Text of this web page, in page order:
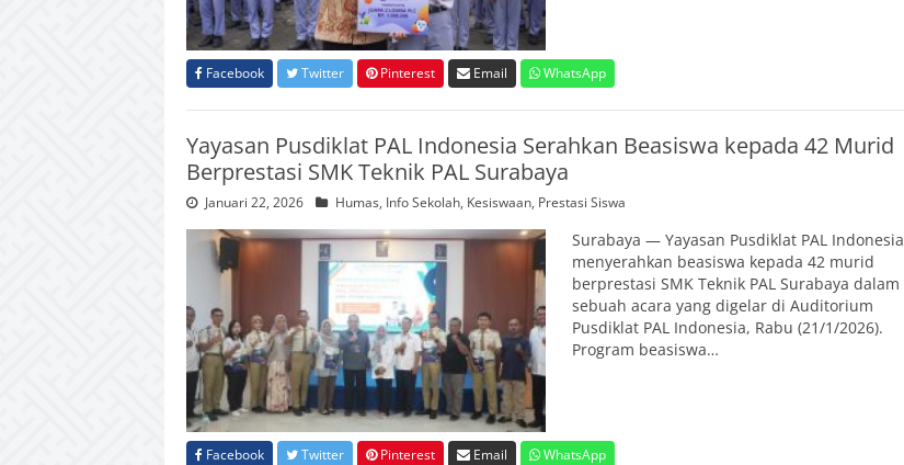
Facebook Twitter Pinterest Email WhatsApp
Yayasan Pusdiklat PAL Indonesia Serahkan Beasiswa kepada 42 Murid
Berprestasi SMK Teknik PAL Surabaya
Januari 22, 2026 Humas, Info Sekolah, Kesiswaan, Prestasi Siswa
Surabaya — Yayasan Pusdiklat PAL Indonesia
menyerahkan beasiswa kepada 42 murid
berprestasi SMK Teknik PAL Surabaya dalam
sebuah acara yang digelar di Auditorium
Pusdiklat PAL Indonesia, Rabu (21/1/2026).
Program beasiswa…
Facebook Twitter Pinterest Email WhatsApp